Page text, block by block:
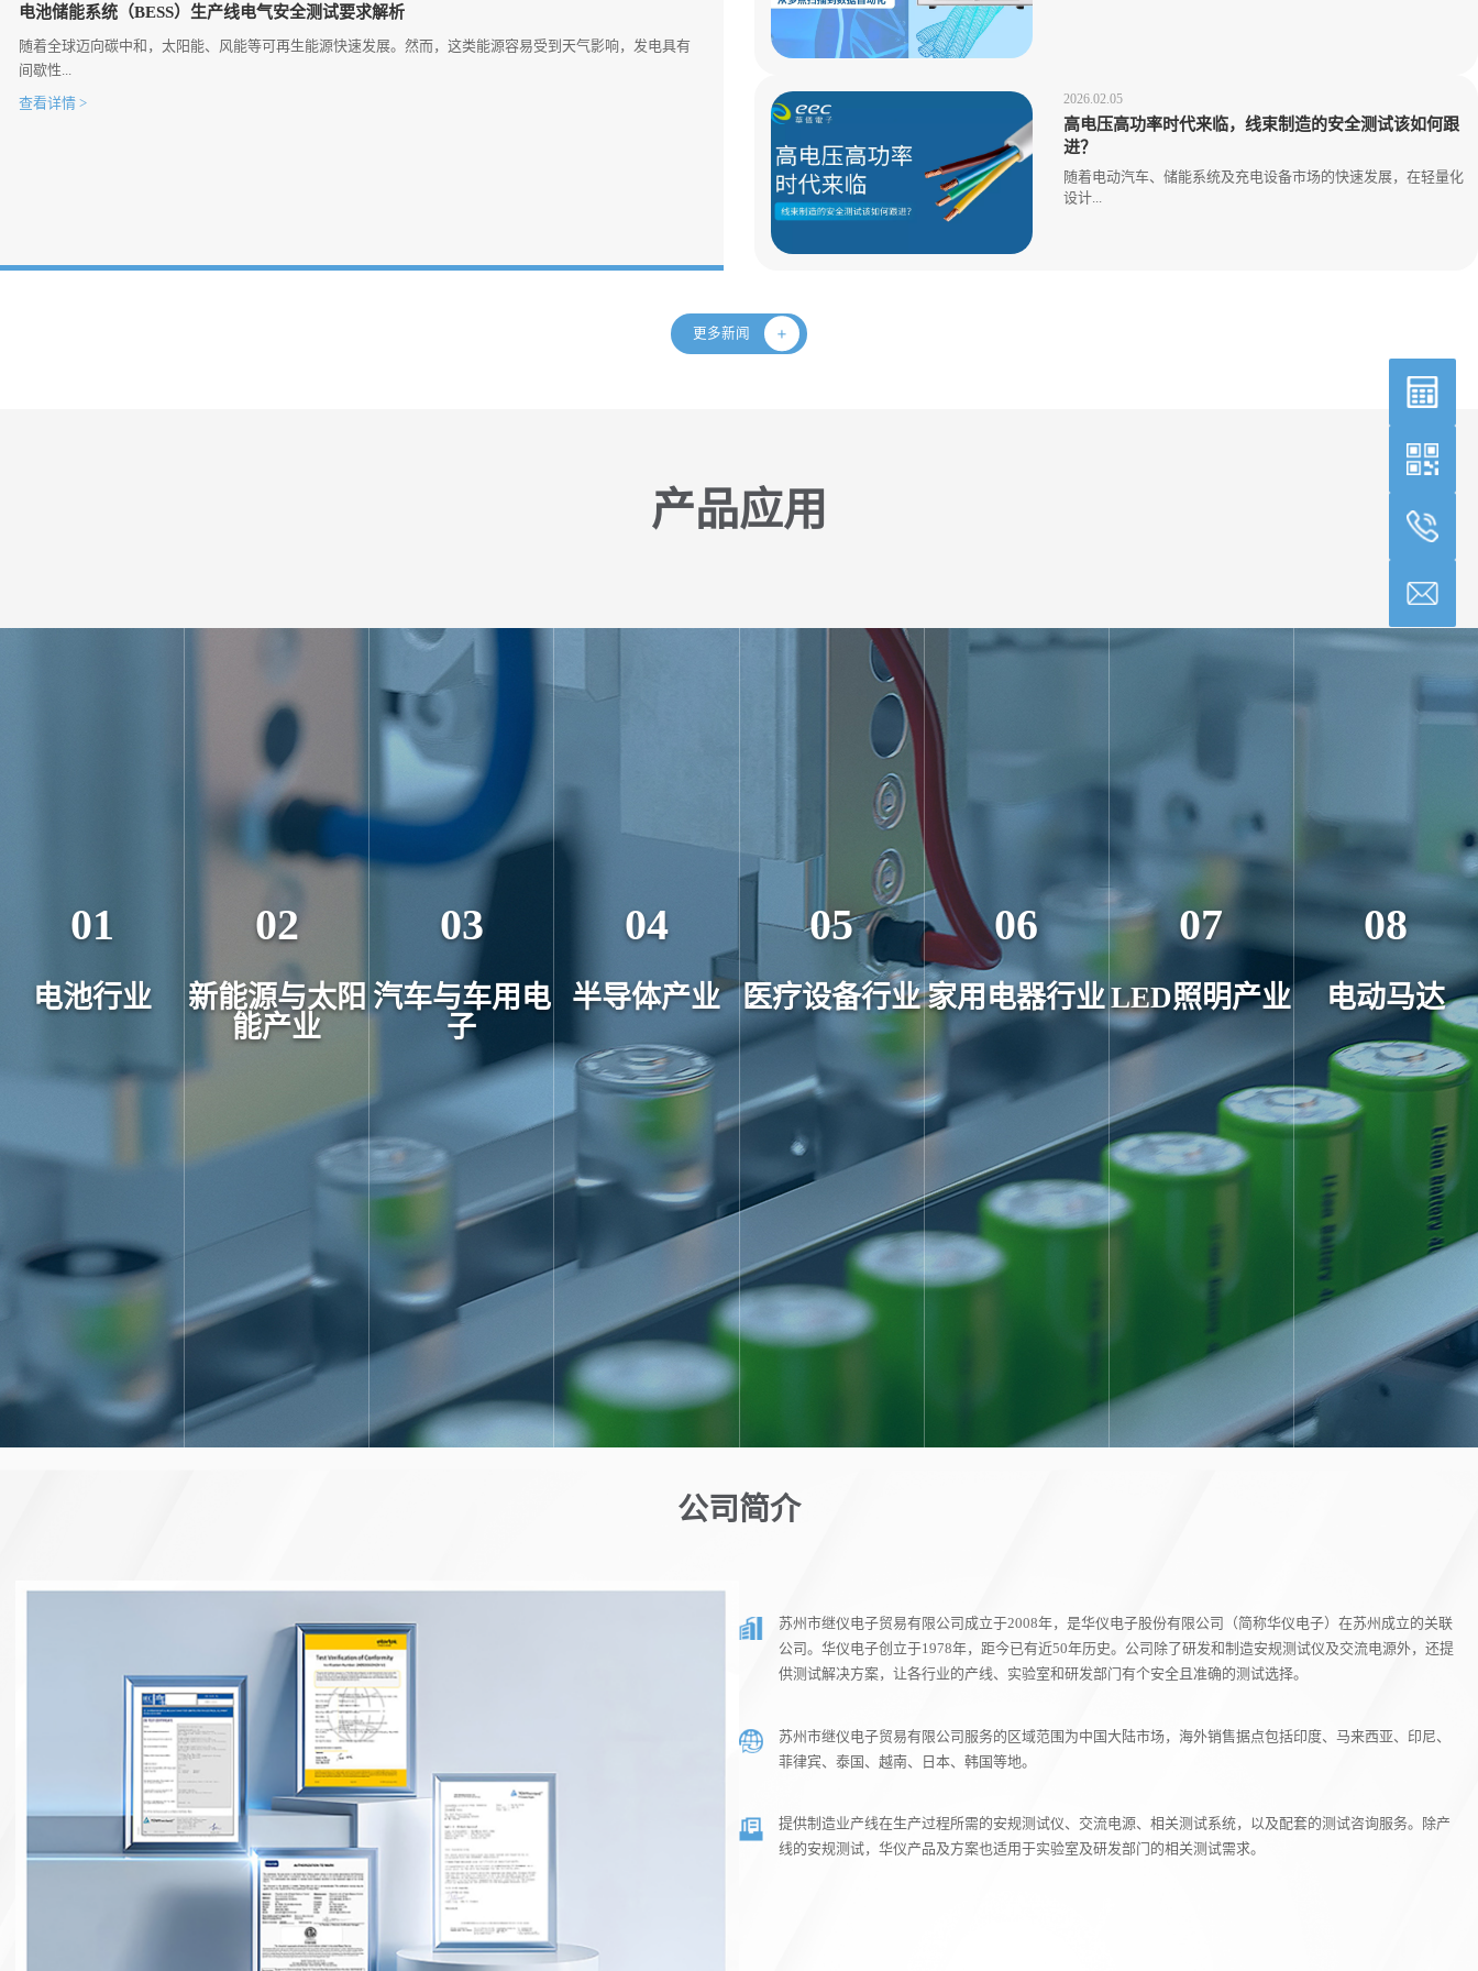
电池储能系统（BESS）生产线电气安全测试要求解析
随着全球迈向碳中和，太阳能、风能等可再生能源快速发展。然而，这类能源容易受到天气影响，发电具有
间歇性...
查看详情 > 2026.02.05
高电压高功率时代来临，线束制造的安全测试该如何跟
进？
随着电动汽车、储能系统及充电设备市场的快速发展，在轻量化
设计...
更多新闻
产品应用
01
电池行业
02
新能源与太阳
能产业
03
汽车与车用电
子
04
半导体产业
05
医疗设备行业
06
家用电器行业
07
LED照明产业
08
电动马达
公司简介
苏州市继仪电子贸易有限公司成立于2008年，是华仪电子股份有限公司（简称华仪电子）在苏州成立的关联
公司。华仪电子创立于1978年，距今已有近50年历史。公司除了研发和制造安规测试仪及交流电源外，还提
供测试解决方案，让各行业的产线、实验室和研发部门有个安全且准确的测试选择。
苏州市继仪电子贸易有限公司服务的区域范围为中国大陆市场，海外销售据点包括印度、马来西亚、印尼、
菲律宾、泰国、越南、日本、韩国等地。
提供制造业产线在生产过程所需的安规测试仪、交流电源、相关测试系统，以及配套的测试咨询服务。除产
线的安规测试，华仪产品及方案也适用于实验室及研发部门的相关测试需求。